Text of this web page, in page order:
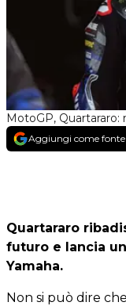
MotoGP,
Aggiungi come
Quartararo
futuro e lancia
Yamaha.
Non si può dire che